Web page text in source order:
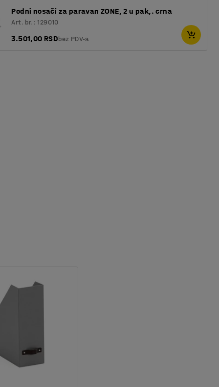
Podni nosači za paravan ZONE, 2 u pak,. crna
Art. br.: 129010
3.501,00 RSDbez PDV-a